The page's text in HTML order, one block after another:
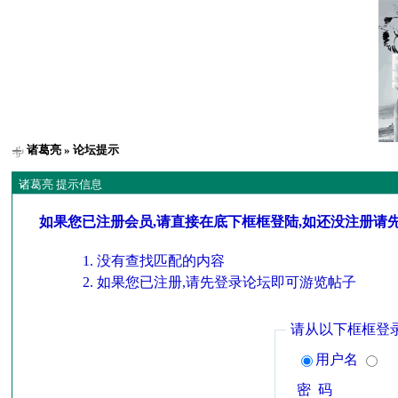
诸葛亮 » 论坛提示
诸葛亮 提示信息
如果您已注册会员,请直接在底下框框登陆,如还没注册请
没有查找匹配的内容
如果您已注册,请先登录论坛即可游览帖子
请从以下框框登
用户名
密 码